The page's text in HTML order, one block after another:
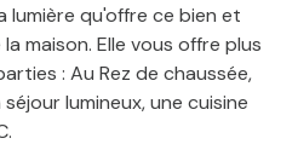
lumière qu'offre ce bien et
maison. Elle vous offre plus
: Au Rez de chaussée,
lumineux, une cuisine